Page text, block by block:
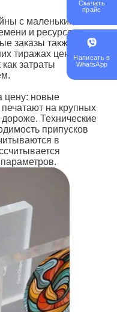
с маленькими
и ресурсов,
заказы также
тиражах цена за
затраты
цену: новые
на крупных
Технические
припусков
в
Скачать
прайс
Написать в
WhatsApp